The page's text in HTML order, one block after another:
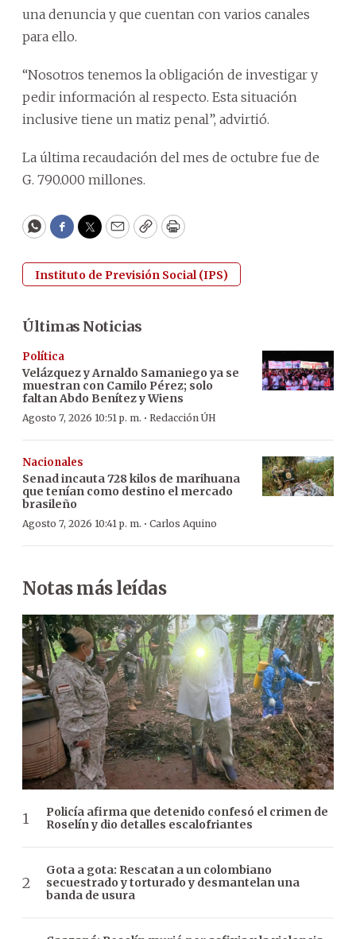
una denuncia y que cuentan con varios canales
para ello.
“Nosotros tenemos la obligación de investigar y
pedir información al respecto. Esta situación
inclusive tiene un matiz penal”, advirtió.
La última recaudación del mes de octubre fue de
G. 790.000 millones.
WhatsApp
Facebook
Twitter
EmailCopyPrint
Instituto de Previsión Social (IPS)
Últimas Noticias
Política
Velázquez y Arnaldo Samaniego ya se
muestran con Camilo Pérez; solo
faltan Abdo Benítez y Wiens
Agosto 7, 2026 10:51 p. m. · Redacción ÚH
Nacionales
Senad incauta 728 kilos de marihuana
que tenían como destino el mercado
brasileño
Agosto 7, 2026 10:41 p. m. · Carlos Aquino
Notas más leídas
Policía afirma que detenido confesó el crimen de
Roselín y dio detalles escalofriantes
Gota a gota: Rescatan a un colombiano
secuestrado y torturado y desmantelan una
banda de usura